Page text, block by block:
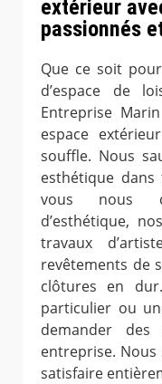
extérieur
passionnés
Que ce soit
d’espace de
Entreprise
espace
souffle. Nous
esthétique
vous nous
d’esthétique,
travaux
revêtements de
clôtures en
particulier ou
demander
entreprise.
satisfaire